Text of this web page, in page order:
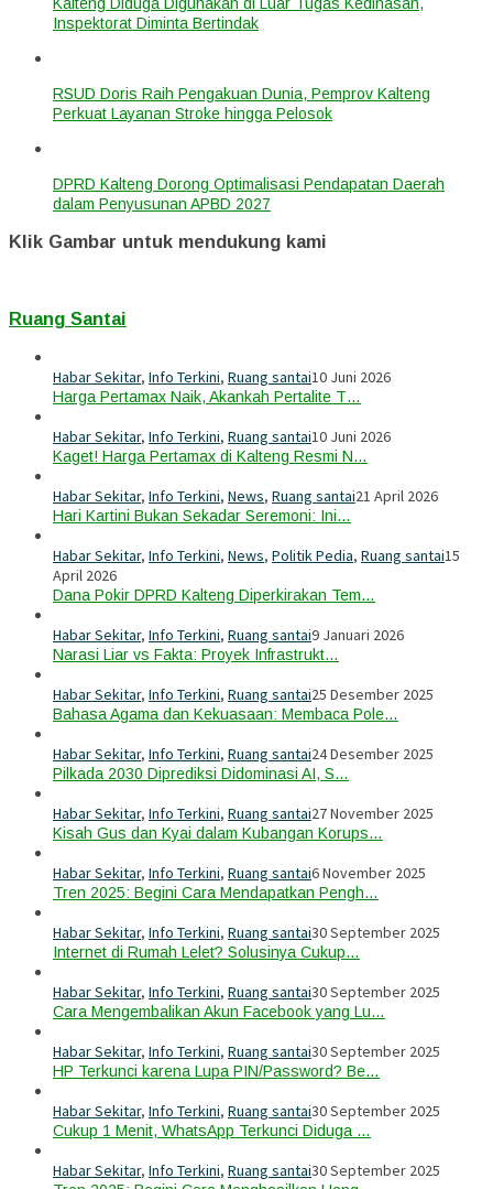
Inspektorat Diminta Bertindak
RSUD Doris Raih Pengakuan Dunia, Pemprov Kalteng
Perkuat Layanan Stroke hingga Pelosok
DPRD Kalteng Dorong Optimalisasi Pendapatan Daerah
dalam Penyusunan APBD 2027
Klik Gambar untuk mendukung kami
Ruang Santai
Habar Sekitar, Info Terkini, Ruang santai10 Juni 2026
Harga Pertamax Naik, Akankah Pertalite T…
Habar Sekitar, Info Terkini, Ruang santai10 Juni 2026
Kaget! Harga Pertamax di Kalteng Resmi N…
Habar Sekitar, Info Terkini, News, Ruang santai21 April 2026
Hari Kartini Bukan Sekadar Seremoni: Ini…
Habar Sekitar, Info Terkini, News, Politik Pedia, Ruang santai15
April 2026
Dana Pokir DPRD Kalteng Diperkirakan Tem…
Habar Sekitar, Info Terkini, Ruang santai9 Januari 2026
Narasi Liar vs Fakta: Proyek Infrastrukt…
Habar Sekitar, Info Terkini, Ruang santai25 Desember 2025
Bahasa Agama dan Kekuasaan: Membaca Pole…
Habar Sekitar, Info Terkini, Ruang santai24 Desember 2025
Pilkada 2030 Diprediksi Didominasi AI, S…
Habar Sekitar, Info Terkini, Ruang santai27 November 2025
Kisah Gus dan Kyai dalam Kubangan Korups…
Habar Sekitar, Info Terkini, Ruang santai6 November 2025
Tren 2025: Begini Cara Mendapatkan Pengh…
Habar Sekitar, Info Terkini, Ruang santai30 September 2025
Internet di Rumah Lelet? Solusinya Cukup…
Habar Sekitar, Info Terkini, Ruang santai30 September 2025
Cara Mengembalikan Akun Facebook yang Lu…
Habar Sekitar, Info Terkini, Ruang santai30 September 2025
HP Terkunci karena Lupa PIN/Password? Be…
Habar Sekitar, Info Terkini, Ruang santai30 September 2025
Cukup 1 Menit, WhatsApp Terkunci Diduga …
Habar Sekitar, Info Terkini, Ruang santai30 September 2025